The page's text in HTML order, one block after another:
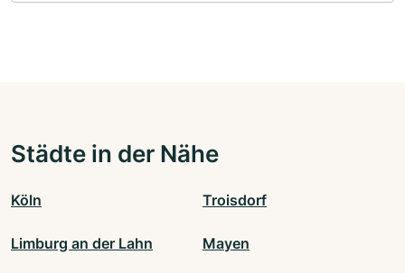
Städte in der Nähe
Köln Troisdorf
Limburg an der Lahn Mayen